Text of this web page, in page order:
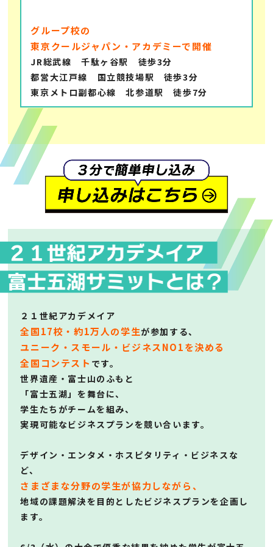
グループ校の
東京クールジャパン・アカデミーで開催
JR総武線 千駄ヶ谷駅 徒歩3分
都営大江戸線 国立競技場駅 徒歩3分
東京メトロ副都心線 北参道駅 徒歩7分
２１世紀アカデメイア
全国17校・約1万人の学生が参加する、
ユニーク・スモール・ビジネスNO1を決める
全国コンテスト です。
世界遺産・富士山のふもと
「富士五湖」を舞台に、
学生たちがチームを組み、
実現可能なビジネスプランを競い合います。
デザイン・エンタメ・ホスピタリティ・ビジネスな
ど、
さまざまな分野の学生が協力しながら、
地域の課題解決を目的としたビジネスプランを企画し
ます。